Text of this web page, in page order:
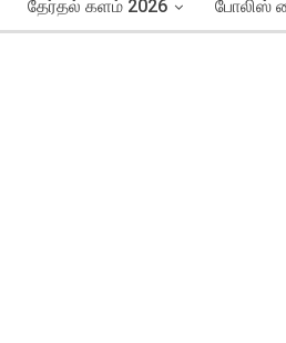
தேர்தல் களம் 2026 போலிஸ்